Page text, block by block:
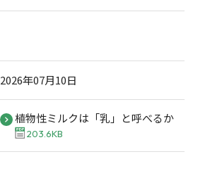
2026年07月10日
植物性ミルクは「乳」と呼べるか
203.6KB